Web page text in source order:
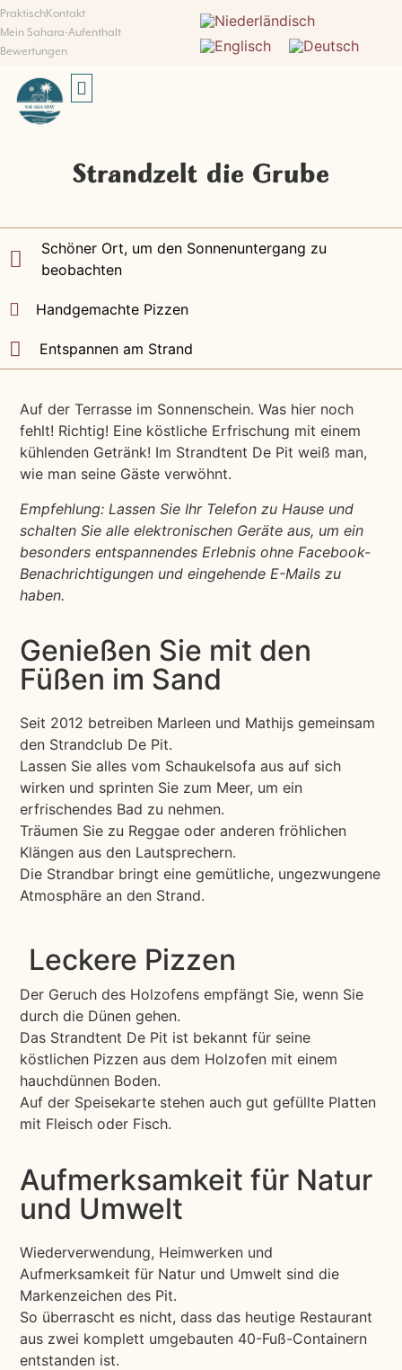
PraktischKontakt
Mein Sahara-Aufenthalt
Bewertungen
Strandzelt die Grube
Schöner Ort, um den Sonnenuntergang zu
beobachten
Handgemachte Pizzen
Entspannen am Strand
Auf der Terrasse im Sonnenschein. Was hier noch
fehlt! Richtig! Eine köstliche Erfrischung mit einem
kühlenden Getränk! Im Strandtent De Pit weiß man,
wie man seine Gäste verwöhnt.
Empfehlung: Lassen Sie Ihr Telefon zu Hause und
schalten Sie alle elektronischen Geräte aus, um ein
besonders entspannendes Erlebnis ohne Facebook-
Benachrichtigungen und eingehende E-Mails zu
haben.
Genießen Sie mit den
Füßen im Sand
Seit 2012 betreiben Marleen und Mathijs gemeinsam
den Strandclub De Pit.
Lassen Sie alles vom Schaukelsofa aus auf sich
wirken und sprinten Sie zum Meer, um ein
erfrischendes Bad zu nehmen.
Träumen Sie zu Reggae oder anderen fröhlichen
Klängen aus den Lautsprechern.
Die Strandbar bringt eine gemütliche, ungezwungene
Atmosphäre an den Strand.
Leckere Pizzen
Der Geruch des Holzofens empfängt Sie, wenn Sie
durch die Dünen gehen.
Das Strandtent De Pit ist bekannt für seine
köstlichen Pizzen aus dem Holzofen mit einem
hauchdünnen Boden.
Auf der Speisekarte stehen auch gut gefüllte Platten
mit Fleisch oder Fisch.
Aufmerksamkeit für Natur
und Umwelt
Wiederverwendung, Heimwerken und
Aufmerksamkeit für Natur und Umwelt sind die
Markenzeichen des Pit.
So überrascht es nicht, dass das heutige Restaurant
aus zwei komplett umgebauten 40-Fuß-Containern
entstanden ist.